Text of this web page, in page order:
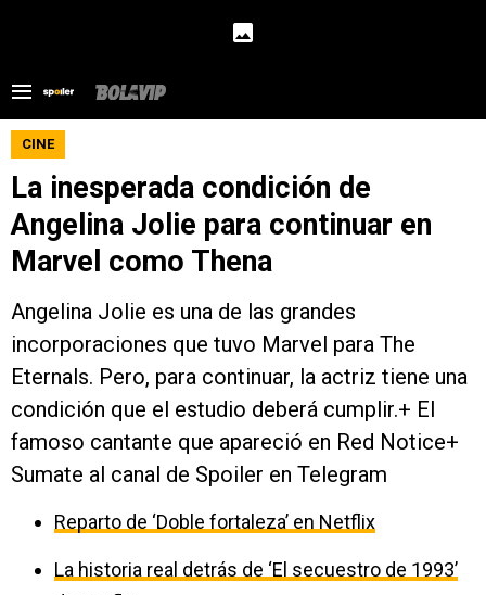
CINE
La inesperada condición de
Angelina Jolie para continuar en
Marvel como Thena
Angelina Jolie es una de las grandes
incorporaciones que tuvo Marvel para The
Eternals. Pero, para continuar, la actriz tiene una
condición que el estudio deberá cumplir.+ El
famoso cantante que apareció en Red Notice+
Sumate al canal de Spoiler en Telegram
Reparto de ‘Doble fortaleza’ en Netflix
La historia real detrás de ‘El secuestro de 1993’